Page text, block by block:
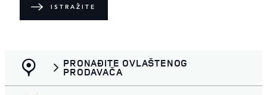
ISTRAŽITE
PRONAĐITE OVLAŠTENOG
PRODAVAČA